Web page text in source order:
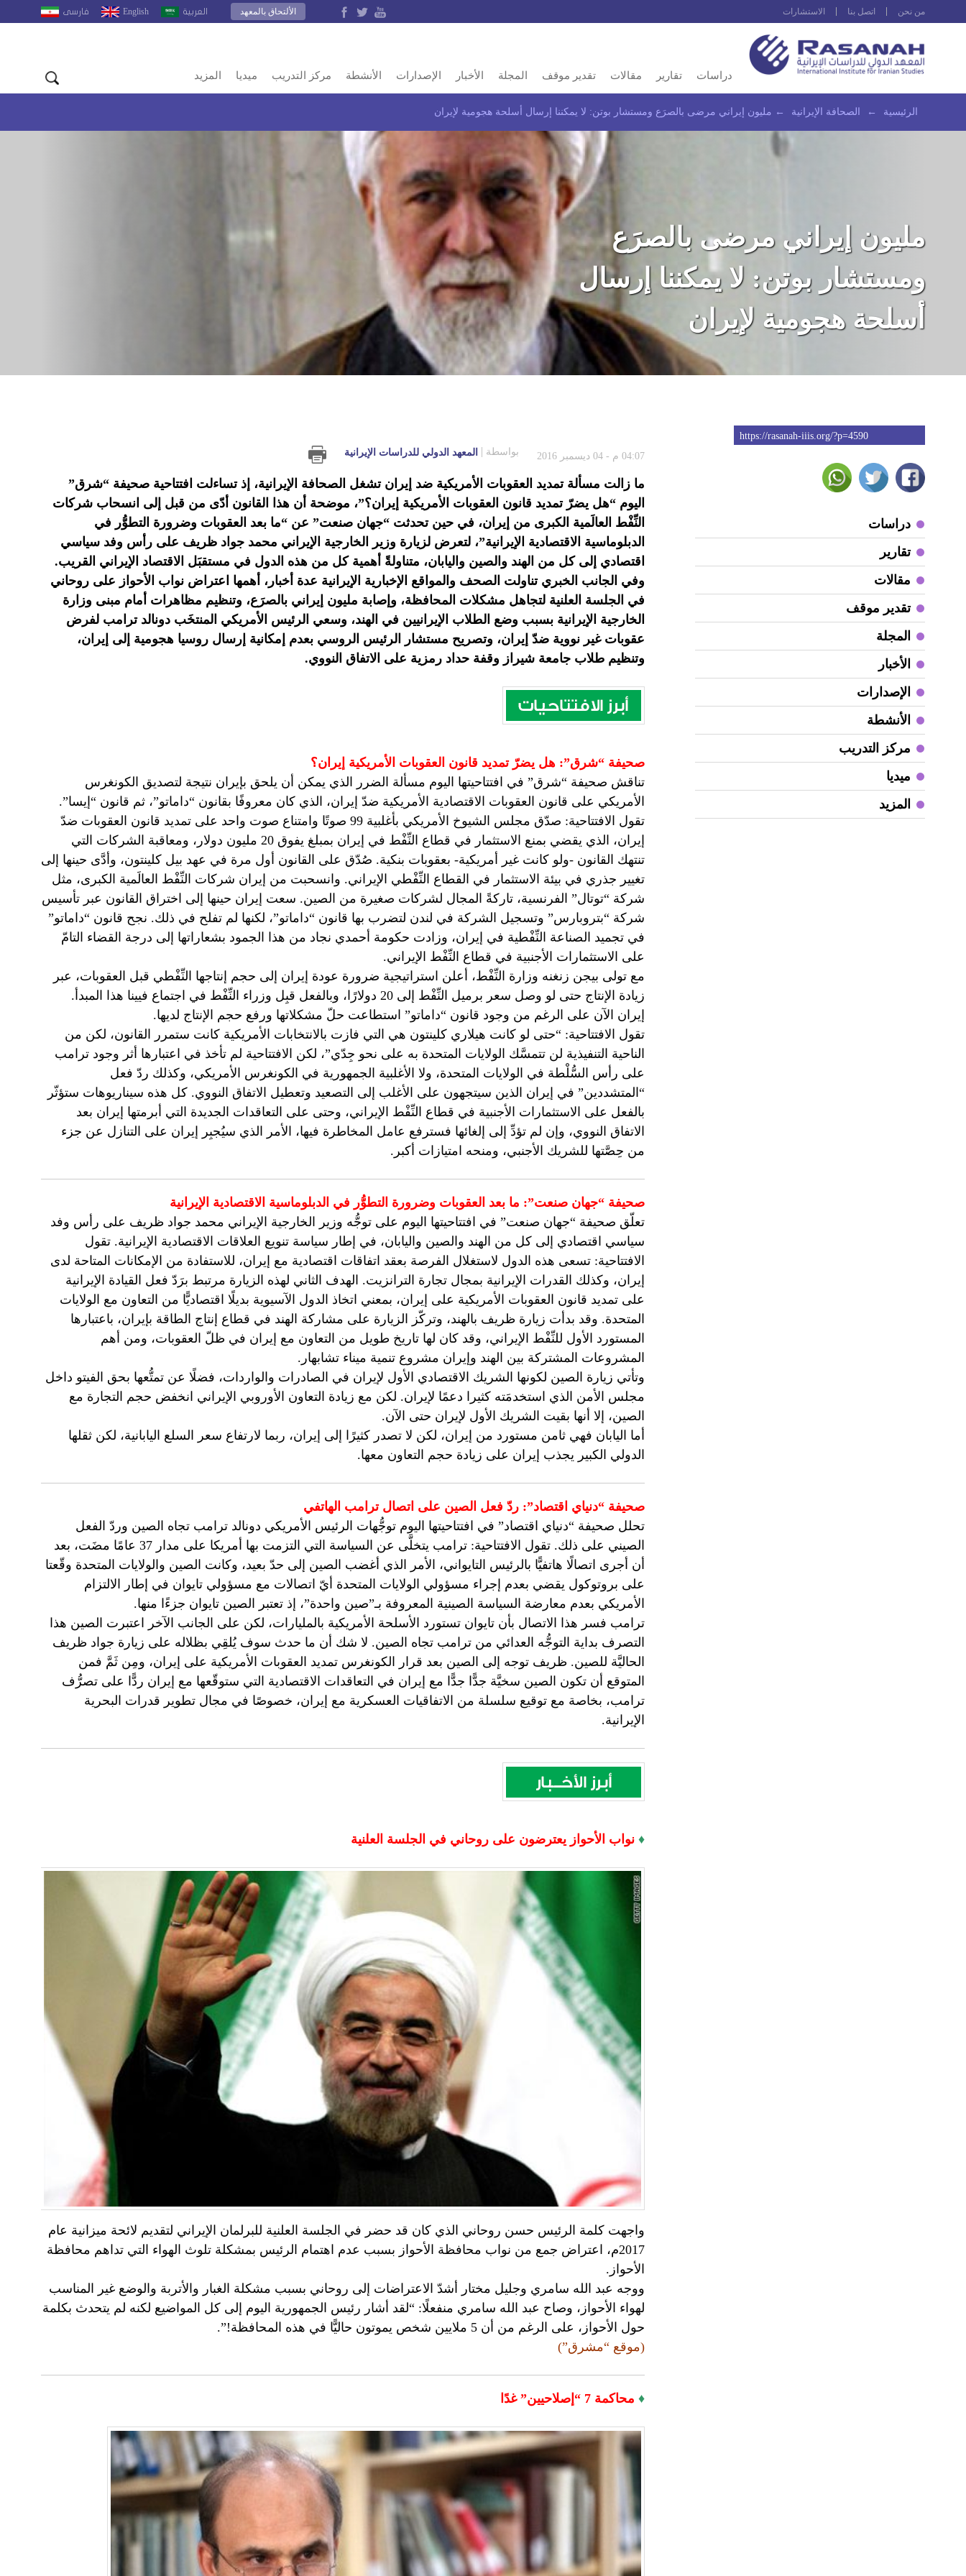
من نحن اتصل بنا الاستشارات العربية English فارسى الألتحاق بالمعهد
دراسات تقارير مقالات تقدير موقف المجلة الأخبار الإصدارات الأنشطة مركز التدريب ميديا المزيد
الرئيسية ← الصحافة الإيرانية ← مليون إيراني مرضى بالصرَع ومستشار بوتن: لا يمكننا إرسال أسلحة هجومية لإيران
مليون إيراني مرضى بالصرَع
ومستشار بوتن: لا يمكننا إرسال
أسلحة هجومية لإيران
https://rasanah-iiis.org/?p=4590
دراسات
تقارير
مقالات
تقدير موقف
المجلة
الأخبار
الإصدارات
الأنشطة
مركز التدريب
ميديا
المزيد
04:07 م - 04 ديسمبر 2016 بواسطة المعهد الدولي للدراسات الإيرانية
ما زالت مسألة تمديد العقوبات الأمريكية ضد إيران تشغل الصحافة الإيرانية، إذ تساءلت افتتاحية صحيفة “شرق”
اليوم “هل يضرّ تمديد قانون العقوبات الأمريكية إيران؟”، موضحة أن هذا القانون أدّى من قبل إلى انسحاب شركات
النِّفْط العالَمية الكبرى من إيران، في حين تحدثت “جهان صنعت” عن “ما بعد العقوبات وضرورة التطوُّر في
الدبلوماسية الاقتصادية الإيرانية”، لتعرض لزيارة وزير الخارجية الإيراني محمد جواد ظريف على رأس وفد سياسي
اقتصادي إلى كل من الهند والصين واليابان، متناولةً أهمية كل من هذه الدول في مستقبَل الاقتصاد الإيراني القريب.
وفي الجانب الخبري تناولت الصحف والمواقع الإخبارية الإيرانية عدة أخبار، أهمها اعتراض نواب الأحواز على روحاني
في الجلسة العلنية لتجاهل مشكلات المحافظة، وإصابة مليون إيراني بالصرَع، وتنظيم مظاهرات أمام مبنى وزارة
الخارجية الإيرانية بسبب وضع الطلاب الإيرانيين في الهند، وسعي الرئيس الأمريكي المنتخَب دونالد ترامب لفرض
عقوبات غير نووية ضدّ إيران، وتصريح مستشار الرئيس الروسي بعدم إمكانية إرسال روسيا هجومية إلى إيران،
وتنظيم طلاب جامعة شيراز وقفة حداد رمزية على الاتفاق النووي.
صحيفة “شرق”: هل يضرّ تمديد قانون العقوبات الأمريكية إيران؟
تناقش صحيفة “شرق” في افتتاحيتها اليوم مسألة الضرر الذي يمكن أن يلحق بإيران نتيجة لتصديق الكونغرس
الأمريكي على قانون العقوبات الاقتصادية الأمريكية ضدّ إيران، الذي كان معروفًا بقانون “داماتو”، ثم قانون “إيسا”.
تقول الافتتاحية: صدّق مجلس الشيوخ الأمريكي بأغلبية 99 صوتًا وامتناع صوت واحد على تمديد قانون العقوبات ضدّ
إيران، الذي يقضي بمنع الاستثمار في قطاع النِّفْط في إيران بمبلغ يفوق 20 مليون دولار، ومعاقبة الشركات التي
تنتهك القانون -ولو كانت غير أمريكية- بعقوبات بنكية. صُدّق على القانون أول مرة في عهد بيل كلينتون، وأدَّى حينها إلى
تغيير جذري في بيئة الاستثمار في القطاع النِّفْطي الإيراني. وانسحبت من إيران شركات النِّفْط العالَمية الكبرى، مثل
شركة “توتال” الفرنسية، تاركةً المجال لشركات صغيرة من الصين. سعت إيران حينها إلى اختراق القانون عبر تأسيس
شركة “بتروبارس” وتسجيل الشركة في لندن لتضرب بها قانون “داماتو”، لكنها لم تفلح في ذلك. نجح قانون “داماتو”
في تجميد الصناعة النِّفْطية في إيران، وزادت حكومة أحمدي نجاد من هذا الجمود بشعاراتها إلى درجة القضاء التامّ
على الاستثمارات الأجنبية في قطاع النِّفْط الإيراني.
مع تولى بيجن زنغنه وزارة النِّفْط، أعلن استراتيجية ضرورة عودة إيران إلى حجم إنتاجها النِّفْطي قبل العقوبات، عبر
زيادة الإنتاج حتى لو وصل سعر برميل النِّفْط إلى 20 دولارًا، وبالفعل قبِل وزراء النِّفْط في اجتماع فيينا هذا المبدأ.
إيران الآن على الرغم من وجود قانون “داماتو” استطاعت حلّ مشكلاتها ورفع حجم الإنتاج لديها.
تقول الافتتاحية: “حتى لو كانت هيلاري كلينتون هي التي فازت بالانتخابات الأمريكية كانت ستمرر القانون، لكن من
الناحية التنفيذية لن تتمسَّك الولايات المتحدة به على نحو جِدّي”، لكن الافتتاحية لم تأخذ في اعتبارها أثر وجود ترامب
على رأس السُّلْطة في الولايات المتحدة، ولا الأغلبية الجمهورية في الكونغرس الأمريكي، وكذلك ردّ فعل
“المتشددين” في إيران الذين سيتجهون على الأغلب إلى التصعيد وتعطيل الاتفاق النووي. كل هذه سيناريوهات ستؤثّر
بالفعل على الاستثمارات الأجنبية في قطاع النِّفْط الإيراني، وحتى على التعاقدات الجديدة التي أبرمتها إيران بعد
الاتفاق النووي، وإن لم تؤدِّ إلى إلغائها فسترفع عامل المخاطرة فيها، الأمر الذي سيُجبِر إيران على التنازل عن جزء
من حِصَّتها للشريك الأجنبي، ومنحه امتيازات أكبر.
صحيفة “جهان صنعت”: ما بعد العقوبات وضرورة التطوُّر في الدبلوماسية الاقتصادية الإيرانية
تعلّق صحيفة “جهان صنعت” في افتتاحيتها اليوم على توجُّه وزير الخارجية الإيراني محمد جواد ظريف على رأس وفد
سياسي اقتصادي إلى كل من الهند والصين واليابان، في إطار سياسة تنويع العلاقات الاقتصادية الإيرانية. تقول
الافتتاحية: تسعى هذه الدول لاستغلال الفرصة بعقد اتفاقات اقتصادية مع إيران، للاستفادة من الإمكانات المتاحة لدى
إيران، وكذلك القدرات الإيرانية بمجال تجارة الترانزيت. الهدف الثاني لهذه الزيارة مرتبط برَدّ فعل القيادة الإيرانية
على تمديد قانون العقوبات الأمريكية على إيران، بمعني اتخاذ الدول الآسيوية بديلًا اقتصاديًّا من التعاون مع الولايات
المتحدة. وقد بدأت زيارة ظريف بالهند، وتركّز الزيارة على مشاركة الهند في قطاع إنتاج الطاقة بإيران، باعتبارها
المستورد الأول للنِّفْط الإيراني، وقد كان لها تاريخ طويل من التعاون مع إيران في ظلّ العقوبات، ومن أهم
المشروعات المشتركة بين الهند وإيران مشروع تنمية ميناء تشابهار.
وتأتي زيارة الصين لكونها الشريك الاقتصادي الأول لإيران في الصادرات والواردات، فضلًا عن تمتُّعها بحق الفيتو داخل
مجلس الأمن الذي استخدمَته كثيرا دعمًا لإيران. لكن مع زيادة التعاون الأوروبي الإيراني انخفض حجم التجارة مع
الصين، إلا أنها بقيت الشريك الأول لإيران حتى الآن.
أما اليابان فهي ثامن مستورد من إيران، لكن لا تصدر كثيرًا إلى إيران، ربما لارتفاع سعر السلع اليابانية، لكن ثقلها
الدولي الكبير يجذب إيران على زيادة حجم التعاون معها.
صحيفة “دنياي اقتصاد”: ردّ فعل الصين على اتصال ترامب الهاتفي
تحلل صحيفة “دنياي اقتصاد” في افتتاحيتها اليوم توجُّهات الرئيس الأمريكي دونالد ترامب تجاه الصين وردّ الفعل
الصيني على ذلك. تقول الافتتاحية: ترامب يتخلَّى عن السياسة التي التزمت بها أمريكا على مدار 37 عامًا مضَت، بعد
أن أجرى اتصالًا هاتفيًّا بالرئيس التايواني، الأمر الذي أغضب الصين إلى حدّ بعيد، وكانت الصين والولايات المتحدة وقّعتا
على بروتوكول يقضي بعدم إجراء مسؤولي الولايات المتحدة أيّ اتصالات مع مسؤولي تايوان في إطار الالتزام
الأمريكي بعدم معارضة السياسة الصينية المعروفة بـ”صين واحدة”، إذ تعتبر الصين تايوان جزءًا منها.
ترامب فسر هذا الاتصال بأن تايوان تستورد الأسلحة الأمريكية بالمليارات، لكن على الجانب الآخر اعتبرت الصين هذا
التصرف بداية التوجُّه العدائي من ترامب تجاه الصين. لا شك أن ما حدث سوف يُلقِي بظلاله على زيارة جواد ظريف
الحاليَّة للصين. ظريف توجه إلى الصين بعد قرار الكونغرس تمديد العقوبات الأمريكية على إيران، ومِن ثَمَّ فمن
المتوقع أن تكون الصين سخيَّة جدًّا جدًّا مع إيران في التعاقدات الاقتصادية التي ستوقّعها مع إيران ردًّا على تصرُّف
ترامب، بخاصة مع توقيع سلسلة من الاتفاقيات العسكرية مع إيران، خصوصًا في مجال تطوير قدرات البحرية
الإيرانية.
♦ نواب الأحواز يعترضون على روحاني في الجلسة العلنية
واجهت كلمة الرئيس حسن روحاني الذي كان قد حضر في الجلسة العلنية للبرلمان الإيراني لتقديم لائحة ميزانية عام
2017م، اعتراض جمع من نواب محافظة الأحواز بسبب عدم اهتمام الرئيس بمشكلة تلوث الهواء التي تداهم محافظة
الأحواز.
ووجه عبد الله سامري وجليل مختار أشدّ الاعتراضات إلى روحاني بسبب مشكلة الغبار والأتربة والوضع غير المناسب
لهواء الأحواز، وصاح عبد الله سامري منفعلًا: “لقد أشار رئيس الجمهورية اليوم إلى كل المواضيع لكنه لم يتحدث بكلمة
حول الأحواز، على الرغم من أن 5 ملايين شخص يموتون حاليًّا في هذه المحافظة!”.
(موقع “مشرق”)
♦ محاكمة 7 “إصلاحيين” غدًا